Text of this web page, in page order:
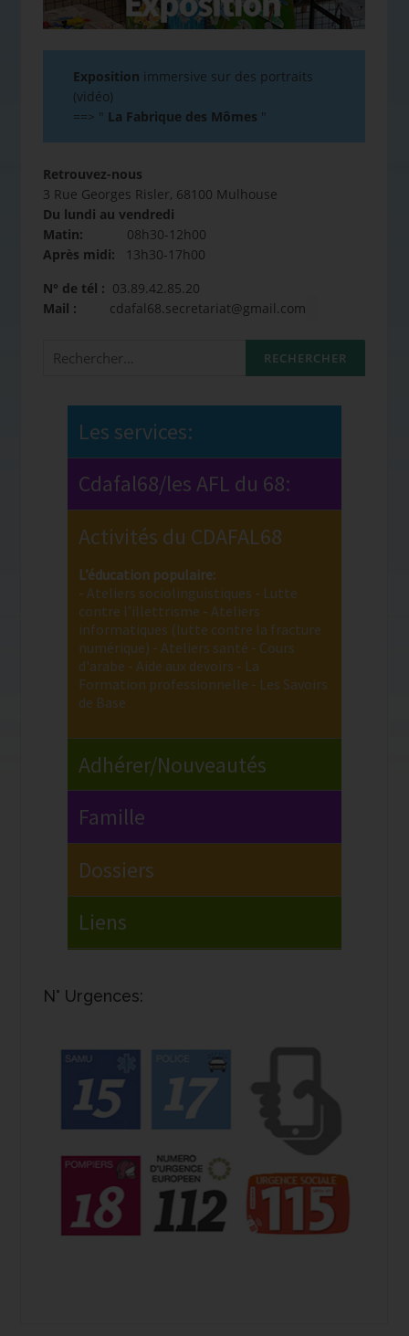
Exposition immersive sur des portraits
(vidéo)
==> " La Fabrique des Mômes "
Retrouvez-nous
3 Rue Georges Risler, 68100 Mulhouse
Du lundi au vendredi
Matin: 08h30-12h00
Après midi: 13h30-17h00
N° de tél : 03.89.42.85.20
Mail : cdafal68.secretariat@gmail.com
N° Urgences: